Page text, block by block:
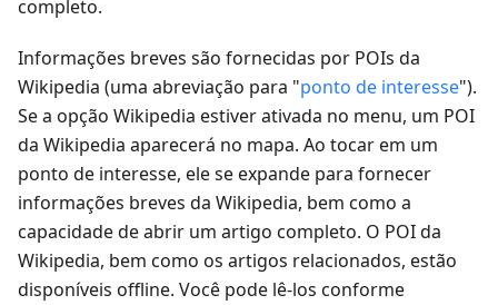
completo.
Informações breves são fornecidas por POIs da
Wikipedia (uma abreviação para "ponto de interesse").
Se a opção Wikipedia estiver ativada no menu, um POI
da Wikipedia aparecerá no mapa. Ao tocar em um
ponto de interesse, ele se expande para fornecer
informações breves da Wikipedia, bem como a
capacidade de abrir um artigo completo. O POI da
Wikipedia, bem como os artigos relacionados, estão
disponíveis offline. Você pode lê-los conforme